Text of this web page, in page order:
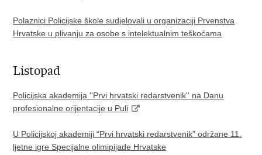
Polaznici Policijske škole sudjelovali u organizaciji Prvenstva
Hrvatske u plivanju za osobe s intelektualnim teškoćama
Listopad
Policijska akademija ''Prvi hrvatski redarstvenik'' na Danu
profesionalne orijentacije u Puli
U Policijskoj akademiji “Prvi hrvatski redarstvenik” održane 11.
ljetne igre Specijalne olimipijade Hrvatske